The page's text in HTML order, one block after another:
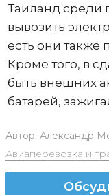
Таиланд среди
вывозить
есть они также
Кроме того, в
быть внешних
батарей,
Автор: Александр
Авиаперевозка и